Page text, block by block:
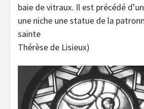
baie de vitraux. Il est précédé
une niche une statue de la
sainte
Thérèse de Lisieux)